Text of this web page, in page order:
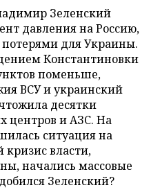
Зеленский
давления на Россию,
для Украины.
Константиновки
поменьше,
ВСУ и украинский
десятки
центров и АЗС. На
ситуация на
кризис власти,
начались массовые
Зеленский?